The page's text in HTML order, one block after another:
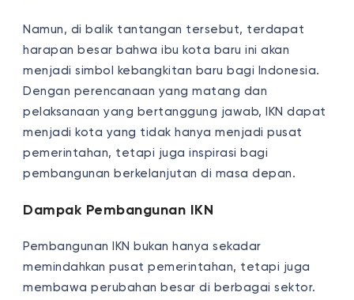
Namun, di balik tantangan tersebut, terdapat
harapan besar bahwa ibu kota baru ini akan
menjadi simbol kebangkitan baru bagi Indonesia.
Dengan perencanaan yang matang dan
pelaksanaan yang bertanggung jawab, IKN dapat
menjadi kota yang tidak hanya menjadi pusat
pemerintahan, tetapi juga inspirasi bagi
pembangunan berkelanjutan di masa depan.
Dampak Pembangunan IKN
Pembangunan IKN bukan hanya sekadar
memindahkan pusat pemerintahan, tetapi juga
membawa perubahan besar di berbagai sektor.